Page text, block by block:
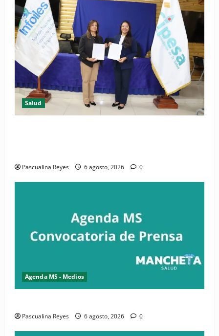
Salud
Pascualina Reyes 6 agosto, 2026 0
Agenda MS - Medios
Pascualina Reyes 6 agosto, 2026 0